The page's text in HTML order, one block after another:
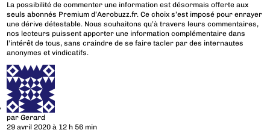
La possibilité de commenter une information est désormais offerte aux
seuls abonnés Premium d’Aerobuzz.fr. Ce choix s’est imposé pour enrayer
une dérive détestable. Nous souhaitons qu’à travers leurs commentaires,
nos lecteurs puissent apporter une information complémentaire dans
l’intérêt de tous, sans craindre de se faire tacler par des internautes
anonymes et vindicatifs.
parGerard
29 avril 2020 à 12 h 56 min